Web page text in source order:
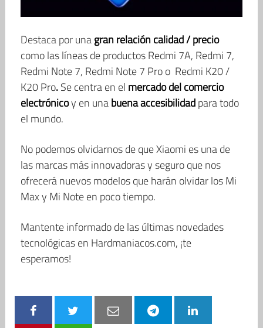
Destaca por unagran relación calidad / precio
como las líneas de productos Redmi 7A, Redmi 7,
Redmi Note 7, Redmi Note 7 Pro o Redmi K20 /
K20 Pro.Se centra en el mercado del comercio
electrónicoy en unabuena accesibilidadpara todo
el mundo.
No podemos olvidarnos de que Xiaomi es una de
las marcas más innovadoras y seguro que nos
ofrecerá nuevos modelos que harán olvidar los Mi
Max y Mi Note en poco tiempo.
Mantente informado de las últimas novedades
tecnológicas en Hardmaniacos.com, ¡te
esperamos!